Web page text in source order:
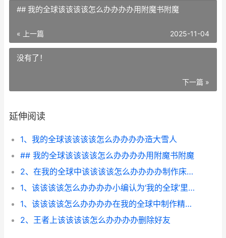
## 我的全球该该该该怎么办办办办用附魔书附魔
« 上一篇 2025-11-04
没有了！
下一篇 »
延伸阅读
1、我的全球该该该该怎么办办办办造大雪人
## 我的全球该该该该怎么办办办办用附魔书附魔
2、在我的全球中该该该该怎么办办办办制作床头柜
1、该该该该怎么办办办办小编认为‘我的全球’里面制作五角星
1、该该该该怎么办办办办在我的全球中制作精细大门
2、王者上该该该该怎么办办办办删除好友